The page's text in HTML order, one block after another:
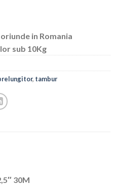
in Romania
sub 10Kg
, tambur
30M